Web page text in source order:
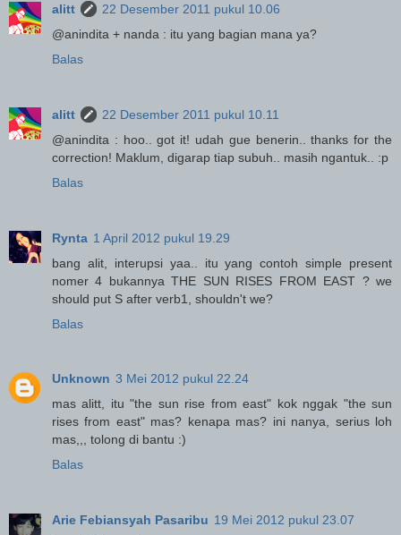
alitt
22 Desember 2011 pukul 10.06
@anindita + nanda : itu yang bagian mana ya?
Balas
alitt
22 Desember 2011 pukul 10.11
@anindita : hoo.. got it! udah gue benerin.. thanks for the
correction! Maklum, digarap tiap subuh.. masih ngantuk.. :p
Balas
Rynta 1 April 2012 pukul 19.29
bang alit, interupsi yaa.. itu yang contoh simple present
nomer 4 bukannya THE SUN RISES FROM EAST ? we
should put S after verb1, shouldn't we?
Balas
Unknown 3 Mei 2012 pukul 22.24
mas alitt, itu "the sun rise from east" kok nggak "the sun
rises from east" mas? kenapa mas? ini nanya, serius loh
mas,,, tolong di bantu :)
Balas
Arie Febiansyah Pasaribu 19 Mei 2012 pukul 23.07